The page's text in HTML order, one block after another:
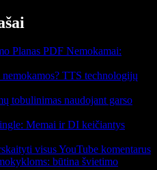
Planas PDF Nemokamai:
TTS technologijų
tobulinimas naudojant garso
Memai ir DI keičiantys
visus YouTube komentarus
būtina švietimo